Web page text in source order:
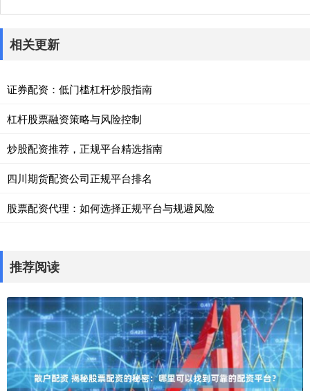
相关更新
证券配资：低门槛杠杆炒股指南
杠杆股票融资策略与风险控制
炒股配资推荐，正规平台精选指南
四川期货配资公司正规平台排名
股票配资代理：如何选择正规平台与规避风险
推荐阅读